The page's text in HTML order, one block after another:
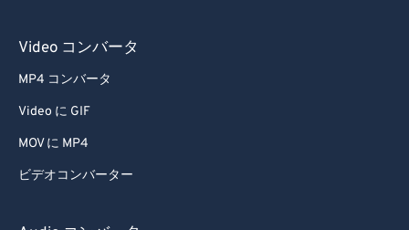
Video コンバータ
MP4 コンバータ
Video に GIF
MOV に MP4
ビデオコンバーター